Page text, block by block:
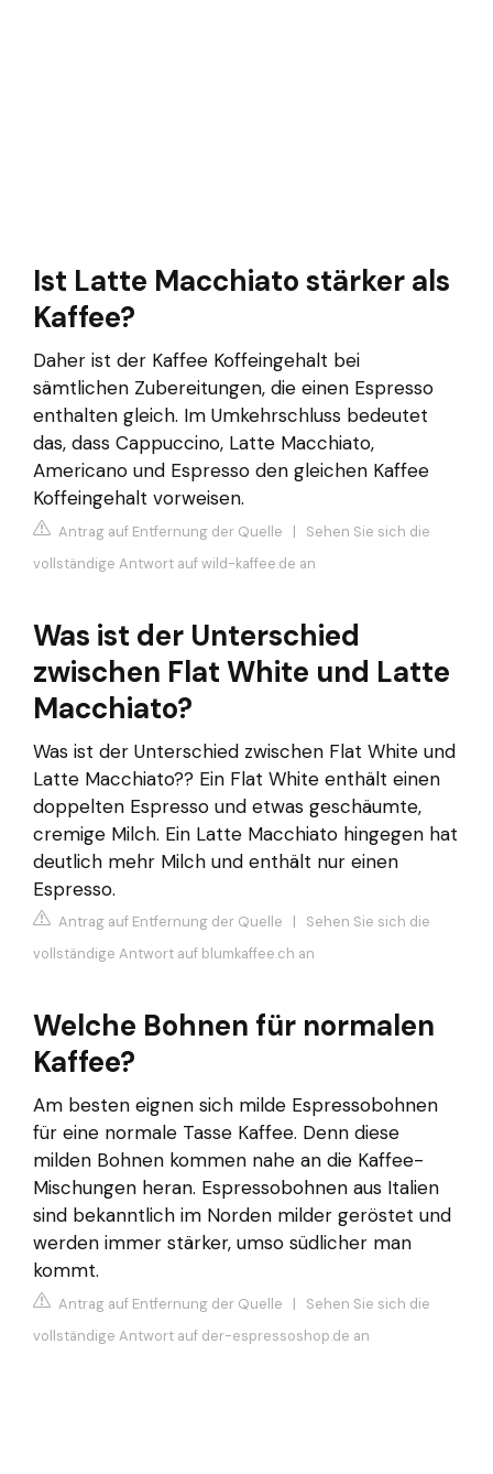
Ist Latte Macchiato stärker als
Kaffee?
Daher ist der Kaffee Koffeingehalt bei
sämtlichen Zubereitungen, die einen Espresso
enthalten gleich. Im Umkehrschluss bedeutet
das, dass Cappuccino, Latte Macchiato,
Americano und Espresso den gleichen Kaffee
Koffeingehalt vorweisen.
Antrag auf Entfernung der Quelle | Sehen Sie sich die
vollständige Antwort auf wild-kaffee.de an
Was ist der Unterschied
zwischen Flat White und Latte
Macchiato?
Was ist der Unterschied zwischen Flat White und
Latte Macchiato?? Ein Flat White enthält einen
doppelten Espresso und etwas geschäumte,
cremige Milch. Ein Latte Macchiato hingegen hat
deutlich mehr Milch und enthält nur einen
Espresso.
Antrag auf Entfernung der Quelle | Sehen Sie sich die
vollständige Antwort auf blumkaffee.ch an
Welche Bohnen für normalen
Kaffee?
Am besten eignen sich milde Espressobohnen
für eine normale Tasse Kaffee. Denn diese
milden Bohnen kommen nahe an die Kaffee-
Mischungen heran. Espressobohnen aus Italien
sind bekanntlich im Norden milder geröstet und
werden immer stärker, umso südlicher man
kommt.
Antrag auf Entfernung der Quelle | Sehen Sie sich die
vollständige Antwort auf der-espressoshop.de an